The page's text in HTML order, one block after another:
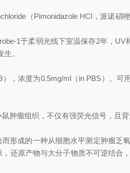
（Pimonidazole HCl，派诺硝
1于柔弱光线下室温保存2年，
。
，浓度为0.5mg/ml（in PBS）。
肿瘤组织，不仅有强荧光信号，且背
形成的一种从细胞水平测定肿瘤乏
还原产物与大分子物质不可逆结合